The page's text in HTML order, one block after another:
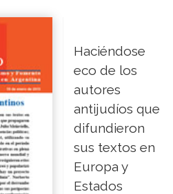
Haciéndose
eco de los
autores
antijudíos que
difundieron
sus textos en
Europa y
Estados